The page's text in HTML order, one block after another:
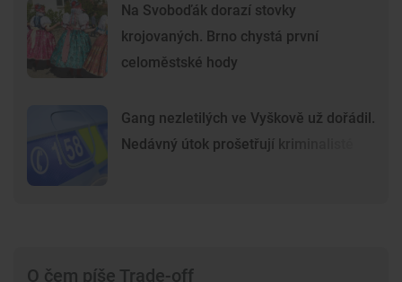
Na Svoboďák dorazí stovky
krojovaných. Brno chystá první
celoměstské hody
Gang nezletilých ve Vyškově už dořádil.
Nedávný útok prošetřují kriminalisté
O čem píše Trade-off